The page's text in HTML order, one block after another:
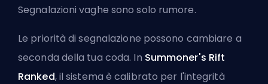
Segnalazioni vaghe sono solo rumore.
Le priorità di segnalazione possono cambiare a
seconda della tua coda. In Summoner's Rift
Ranked, il sistema è calibrato per l'integrità